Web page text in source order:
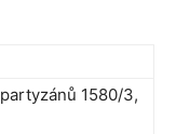
1580/3,